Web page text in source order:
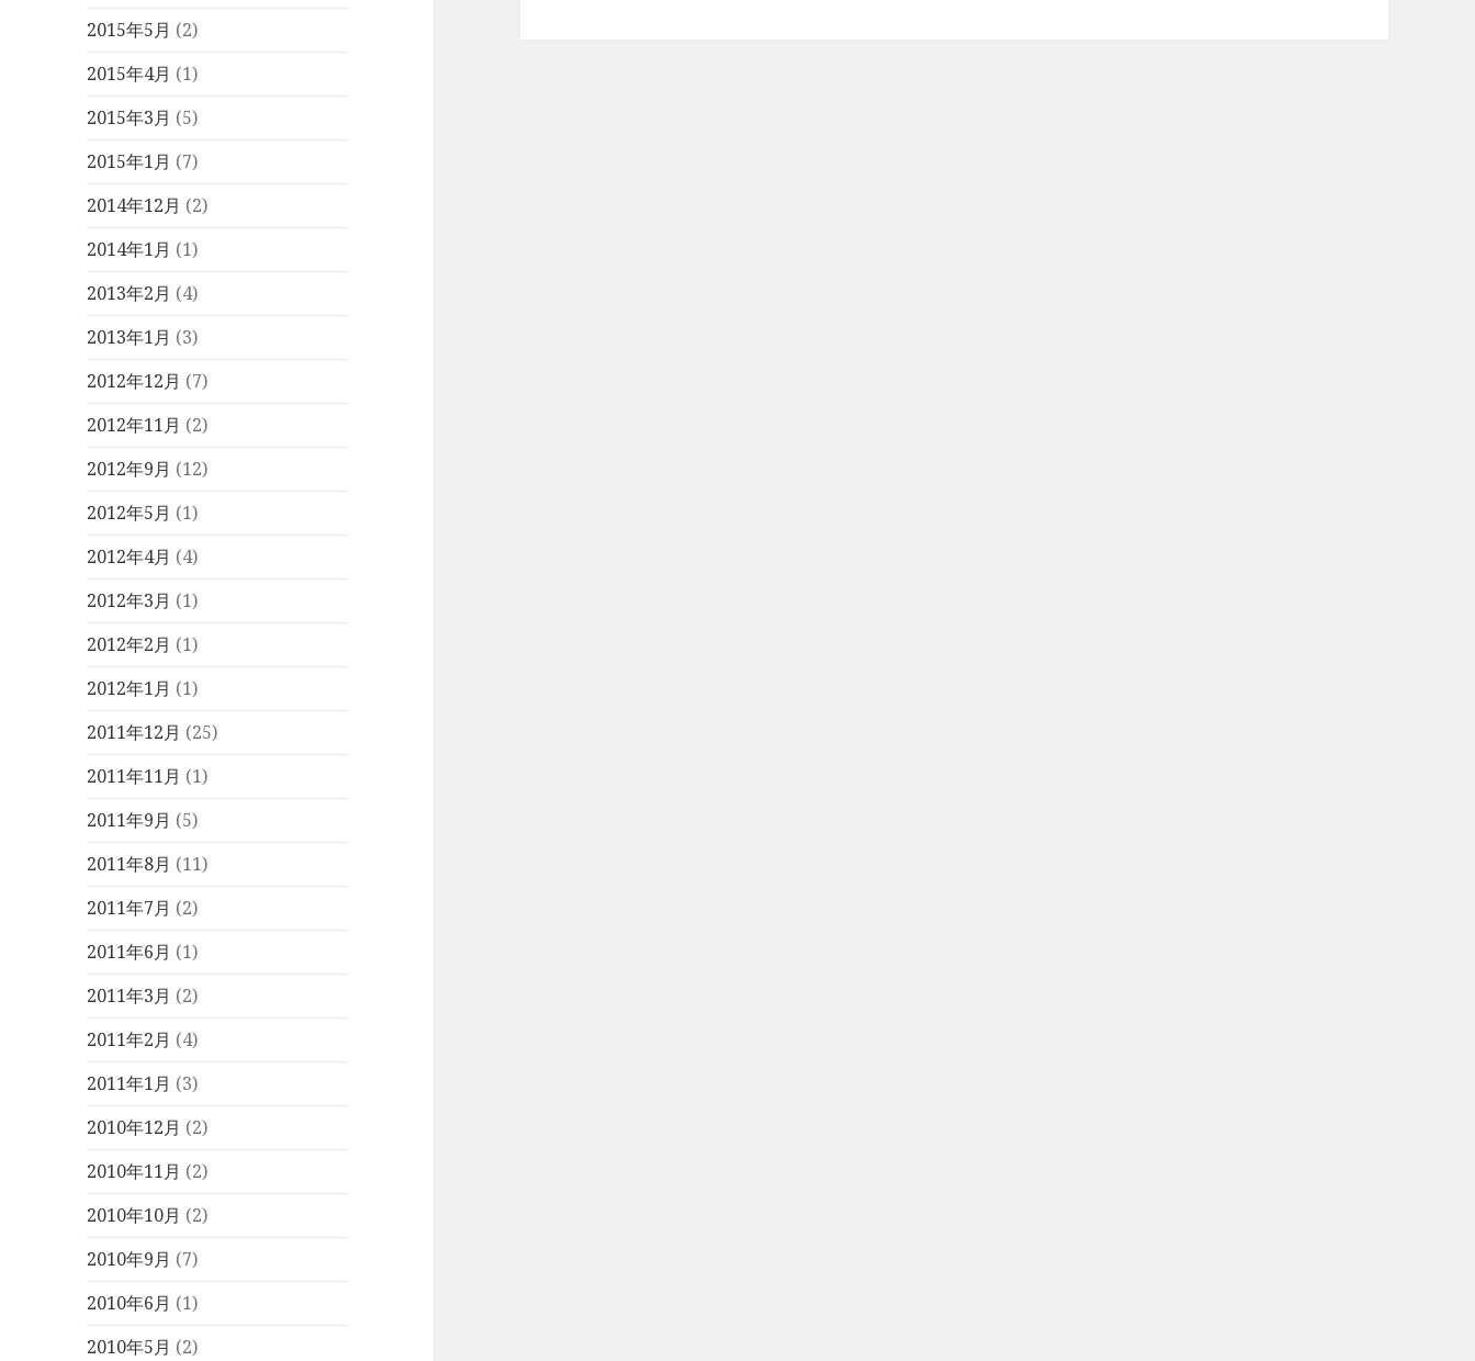
2015年5月 (2)
2015年4月 (1)
2015年3月 (5)
2015年1月 (7)
2014年12月 (2)
2014年1月 (1)
2013年2月 (4)
2013年1月 (3)
2012年12月 (7)
2012年11月 (2)
2012年9月 (12)
2012年5月 (1)
2012年4月 (4)
2012年3月 (1)
2012年2月 (1)
2012年1月 (1)
2011年12月 (25)
2011年11月 (1)
2011年9月 (5)
2011年8月 (11)
2011年7月 (2)
2011年6月 (1)
2011年3月 (2)
2011年2月 (4)
2011年1月 (3)
2010年12月 (2)
2010年11月 (2)
2010年10月 (2)
2010年9月 (7)
2010年6月 (1)
2010年5月 (2)